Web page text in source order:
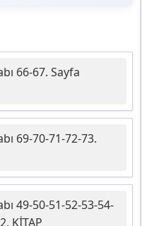
66-67. Sayfa
69-70-71-72-73.
49-50-51-52-53-54-
KİTAP